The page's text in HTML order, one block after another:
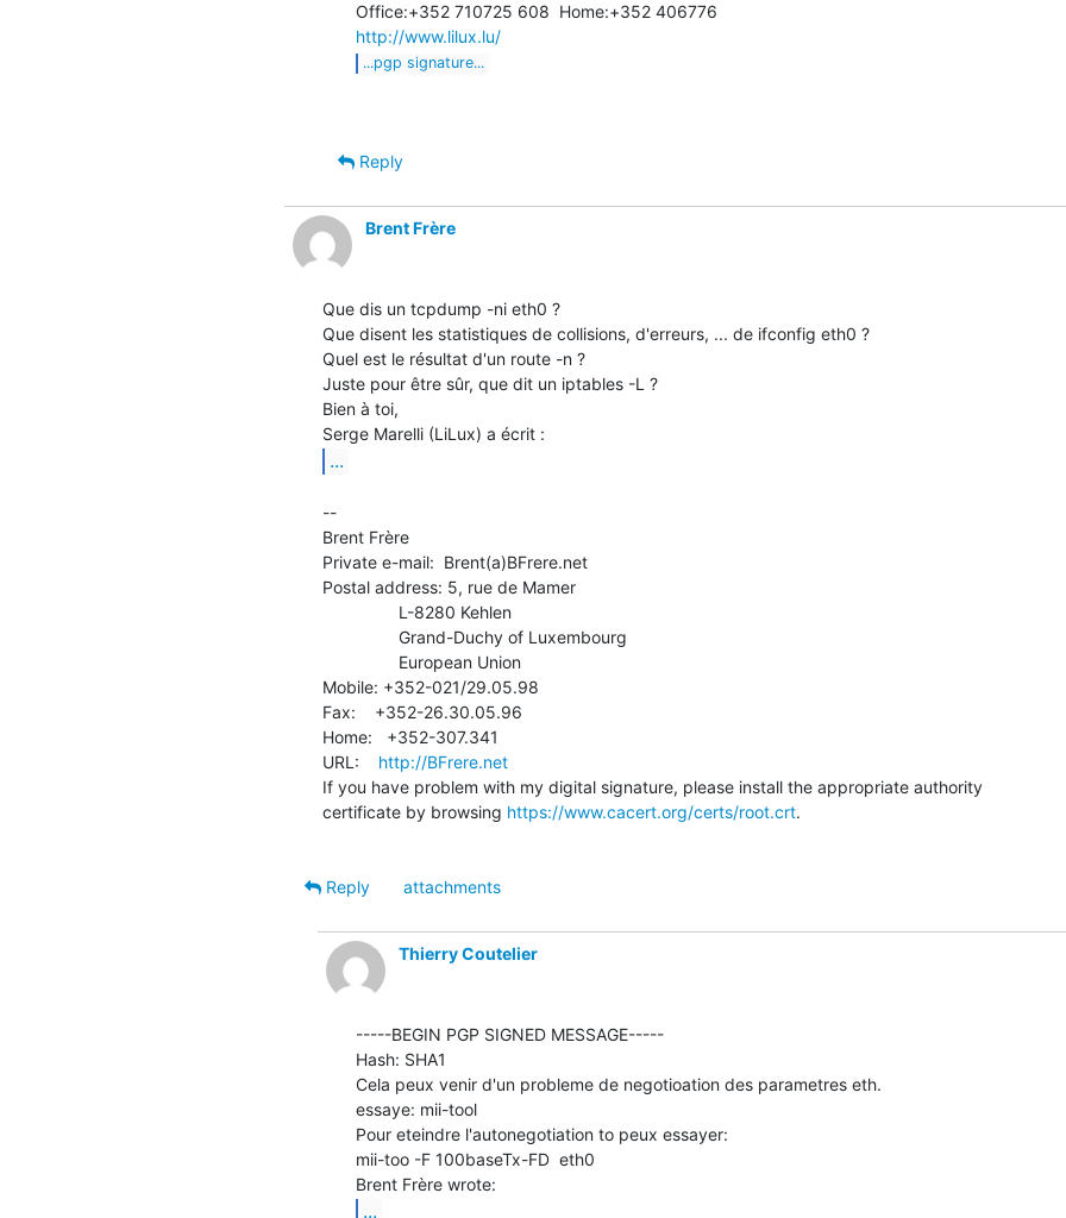
http://www.lilux.lu/
...pgp signature...
Reply
Brent Frère
Que dis un tcpdump -ni eth0 ?
Que disent les statistiques de collisions, d'erreurs, ... de ifconfig eth0 ?
Quel est le résultat d'un route -n ?
Juste pour être sûr, que dit un iptables -L ?
Bien à toi,
...
--
Brent Frère
Private e-mail:  Brent(a)BFrere.net
Postal address: 5, rue de Mamer
Mobile: +352-021/29.05.98
Fax:    +352-26.30.05.96
Home:   +352-307.341
URL: http://BFrere.net
If you have problem with my digital signature, please install the appropriate authority
certificate by browsing https://www.cacert.org/certs/root.crt.
Reply attachments
Thierry Coutelier
-----BEGIN PGP SIGNED MESSAGE-----
Hash: SHA1
Cela peux venir d'un probleme de negotioation des parametres eth.
essaye: mii-tool
Pour eteindre l'autonegotiation to peux essayer:
mii-too -F 100baseTx-FD  eth0
...